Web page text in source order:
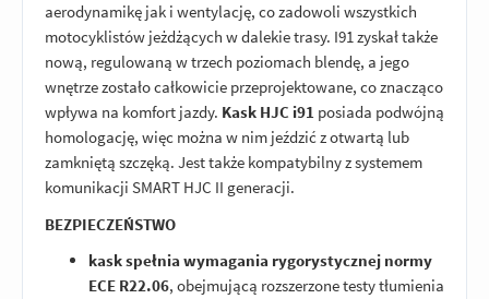
aerodynamikę jak i wentylację, co zadowoli wszystkich
motocyklistów jeżdżących w dalekie trasy. I91 zyskał także
nową, regulowaną w trzech poziomach blendę, a jego
wnętrze zostało całkowicie przeprojektowane, co znacząco
wpływa na komfort jazdy. Kask HJC i91 posiada podwójną
homologację, więc można w nim jeździć z otwartą lub
zamkniętą szczęką. Jest także kompatybilny z systemem
komunikacji SMART HJC II generacji.
BEZPIECZEŃSTWO
kask spełnia wymagania rygorystycznej normy
ECE R22.06, obejmującą rozszerzone testy tłumienia